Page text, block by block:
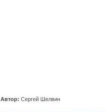
Автор: Сергей Шелвин